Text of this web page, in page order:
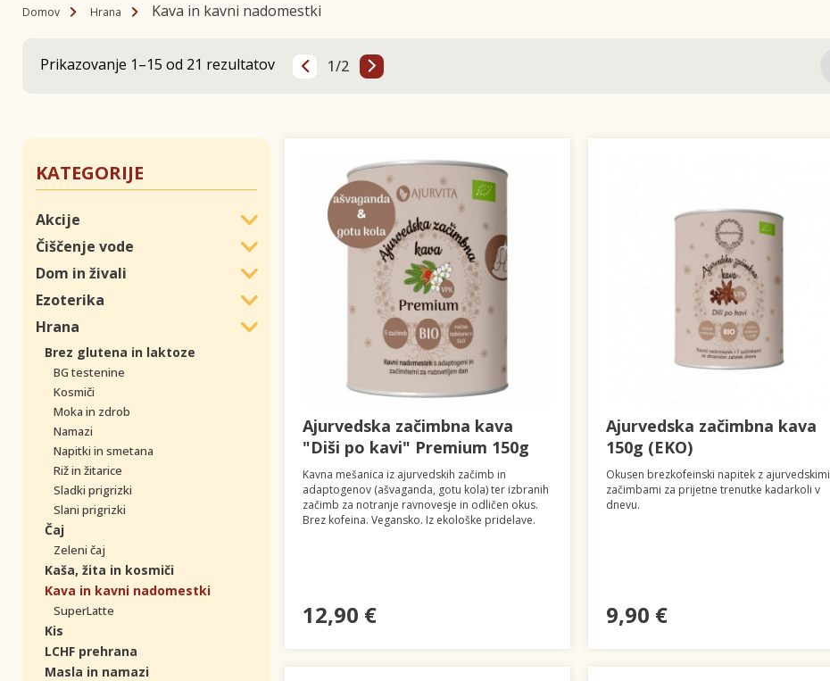
Domov Hrana Kava in kavni nadomestki
Prikazovanje 1–15 od 21 rezultatov 1/2
KATEGORIJE
Akcije
Čiščenje vode
Dom in živali
Ezoterika
Hrana
Brez glutena in laktoze
BG testenine
Kosmiči
Moka in zdrob
Namazi
Napitki in smetana
Riž in žitarice
Sladki prigrizki
Slani prigrizki
Čaj
Zeleni čaj
Kaša, žita in kosmiči
Kava in kavni nadomestki
SuperLatte
Kis
LCHF prehrana
Masla in namazi
Ajurvedska začimbna kava
"Diši po kavi" Premium 150g
Kavna mešanica iz ajurvedskih začimb in
adaptogenov (ašvaganda, gotu kola) ter izbranih
začimb za notranje ravnovesje in odličen okus.
Brez kofeina. Vegansko. Iz ekološke pridelave.
12,90 €
Ajurvedska začimbna kava
150g (EKO)
Okusen brezkofeinski napitek z ajurvedskimi
začimbami za prijetne trenutke kadarkoli v
dnevu.
9,90 €